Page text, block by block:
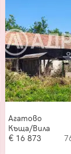
Агатово
Къща/Вила
16 873